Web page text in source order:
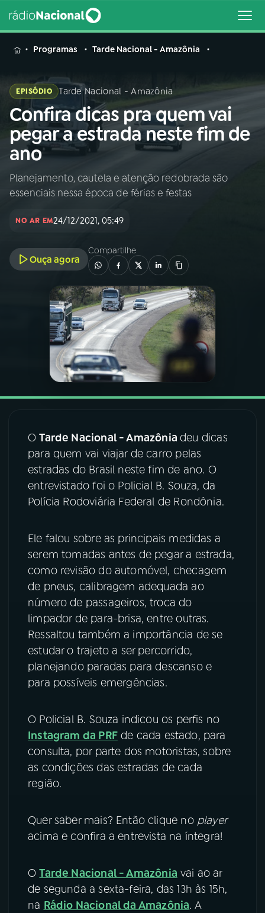
MENU
Buscar
na
Rádio
Nacional
Buscar
AO VIVO
INÍCIO
A RÁDIO
PROGRAMAÇÃO
PROGRAMAS
PODCASTS
07ÚLTIMAS
08FESTIVAL DE MÚSICA
YouTube Facebook
Instagram X
Programas Tarde Nacional - Amazônia
EPISÓDIO Tarde Nacional - Amazônia
Confira dicas pra quem vai
pegar a estrada neste fim de
ano
Planejamento, cautela e atenção redobrada são
essenciais nessa época de férias e festas
NO AR EM24/12/2021, 05:49
Ouça agora
Compartilhe
OTarde Nacional - Amazôniadeu dicas
para quem vai viajar de carro pelas
estradas do Brasil neste fim de ano. O
entrevistado foi o Policial B. Souza, da
Polícia Rodoviária Federal de Rondônia.
Ele falou sobre as principais medidas a
serem tomadas antes de pegar a estrada,
como revisão do automóvel, checagem
de pneus, calibragem adequada ao
número de passageiros, troca do
limpador de para-brisa, entre outras.
Ressaltou também a importância de se
estudar o trajeto a ser percorrido,
planejando paradas para descanso e
para possíveis emergências.
O Policial B. Souza indicou os perfis no
Instagram da PRFde cada estado, para
consulta, por parte dos motoristas, sobre
as condições das estradas de cada
região.
Quer saber mais? Então clique no player
acima e confira a entrevista na íntegra!
OTarde Nacional - Amazônia vai ao ar
de segunda a sexta-feira, das 13h às 15h,
na Rádio Nacional da Amazônia. A